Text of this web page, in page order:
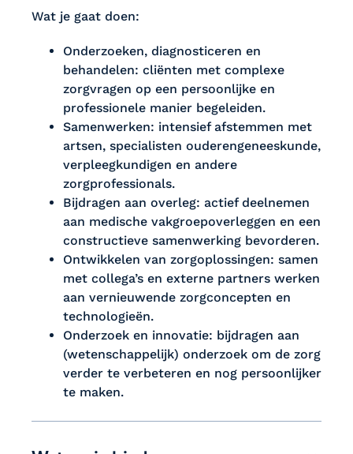
Wat je gaat doen:
Onderzoeken, diagnosticeren en
behandelen: cliënten met complexe
zorgvragen op een persoonlijke en
professionele manier begeleiden.
Samenwerken: intensief afstemmen met
artsen, specialisten ouderengeneeskunde,
verpleegkundigen en andere
zorgprofessionals.
Bijdragen aan overleg: actief deelnemen
aan medische vakgroepoverleggen en een
constructieve samenwerking bevorderen.
Ontwikkelen van zorgoplossingen: samen
met collega’s en externe partners werken
aan vernieuwende zorgconcepten en
technologieën.
Onderzoek en innovatie: bijdragen aan
(wetenschappelijk) onderzoek om de zorg
verder te verbeteren en nog persoonlijker
te maken.